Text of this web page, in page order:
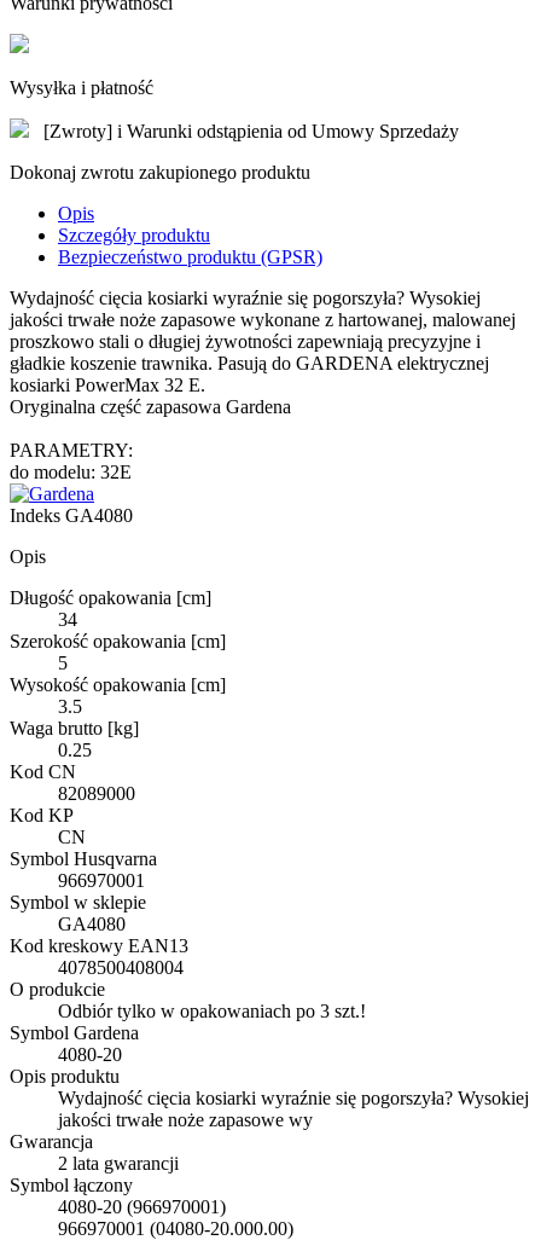
Wysyłka i płatność
[Zwroty] i Warunki odstąpienia od Umowy Sprzedaży
Dokonaj zwrotu zakupionego produktu
Opis
Szczegóły produktu
Bezpieczeństwo produktu (GPSR)
Wydajność cięcia kosiarki wyraźnie się pogorszyła? Wysokiej
jakości trwałe noże zapasowe wykonane z hartowanej, malowanej
proszkowo stali o długiej żywotności zapewniają precyzyjne i
gładkie koszenie trawnika. Pasują do GARDENA elektrycznej
kosiarki PowerMax 32 E.
Oryginalna część zapasowa Gardena
PARAMETRY:
do modelu: 32E
Indeks GA4080
Opis
Długość opakowania [cm]
34
Szerokość opakowania [cm]
5
Wysokość opakowania [cm]
3.5
Waga brutto [kg]
0.25
Kod CN
82089000
Kod KP
CN
Symbol Husqvarna
966970001
Symbol w sklepie
GA4080
Kod kreskowy EAN13
4078500408004
O produkcie
Odbiór tylko w opakowaniach po 3 szt.!
Symbol Gardena
4080-20
Opis produktu
Wydajność cięcia kosiarki wyraźnie się pogorszyła? Wysokiej
jakości trwałe noże zapasowe wy
Gwarancja
2 lata gwarancji
Symbol łączony
4080-20 (966970001)
966970001 (04080-20.000.00)